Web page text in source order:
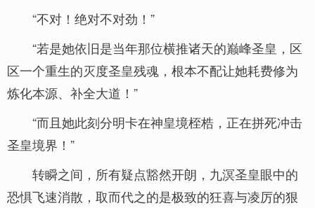
“不对！绝对不对劲！”
“若是她依旧是当年那位横推诸天的巅峰圣皇，区
区一个重生的灭度圣皇残魂，根本不配让她耗费修为
炼化本源、补全大道！”
“而且她此刻分明卡在神皇境桎梏，正在拼死冲击
圣皇境界！”
转瞬之间，所有疑点豁然开朗，九溟圣皇眼中的
恐惧飞速消散，取而代之的是极致的狂喜与凌厉的狠